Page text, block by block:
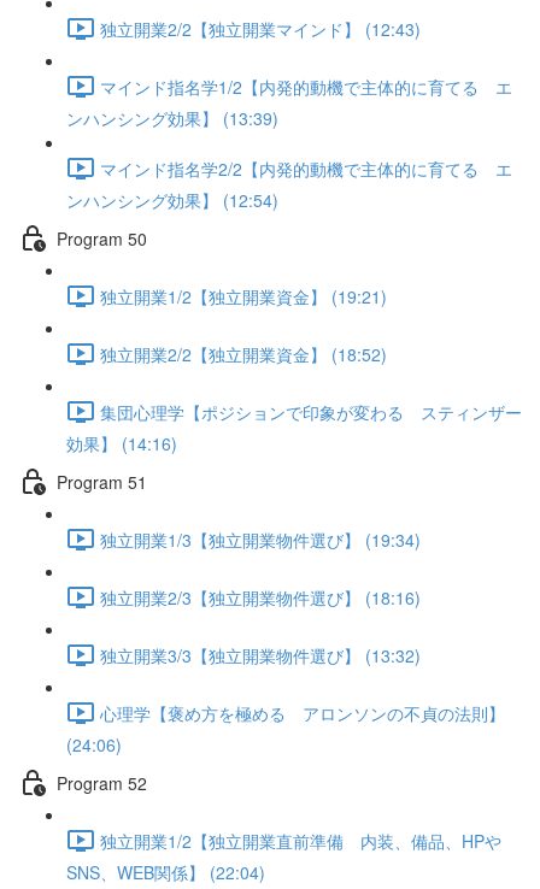
独立開業2/2【独立開業マインド】 (12:43)
マインド指名学1/2【内発的動機で主体的に育てる エ
ンハンシング効果】 (13:39)
マインド指名学2/2【内発的動機で主体的に育てる エ
ンハンシング効果】 (12:54)
Program 50
独立開業1/2【独立開業資金】 (19:21)
独立開業2/2【独立開業資金】 (18:52)
集団心理学【ポジションで印象が変わる スティンザー
効果】 (14:16)
Program 51
独立開業1/3【独立開業物件選び】 (19:34)
独立開業2/3【独立開業物件選び】 (18:16)
独立開業3/3【独立開業物件選び】 (13:32)
心理学【褒め方を極める アロンソンの不貞の法則】
(24:06)
Program 52
独立開業1/2【独立開業直前準備 内装、備品、HPや
SNS、WEB関係】 (22:04)